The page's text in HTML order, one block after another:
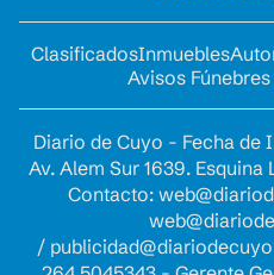
ClasificadosInmuebles
Avisos
Diario de Cuyo - Fecha de
Av. Alem Sur 1639.
Contacto:
/